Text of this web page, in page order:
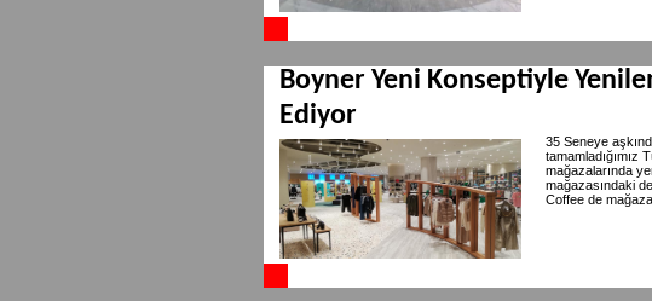
Boyner Yeni Konseptiyle
Ediyor
35 Seneye
tamamladığımız
mağazalarında
mağazasındaki
Coffee de